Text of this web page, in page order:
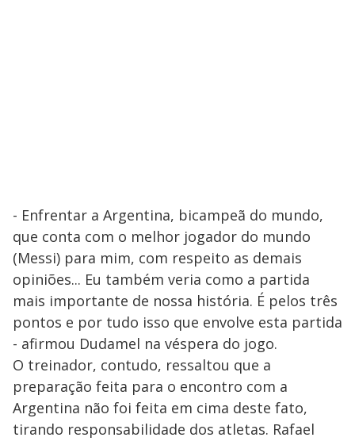
- Enfrentar a Argentina, bicampeã do mundo,
que conta com o melhor jogador do mundo
(Messi) para mim, com respeito as demais
opiniões... Eu também veria como a partida
mais importante de nossa história. É pelos três
pontos e por tudo isso que envolve esta partida
- afirmou Dudamel na véspera do jogo.
O treinador, contudo, ressaltou que a
preparação feita para o encontro com a
Argentina não foi feita em cima deste fato,
tirando responsabilidade dos atletas. Rafael